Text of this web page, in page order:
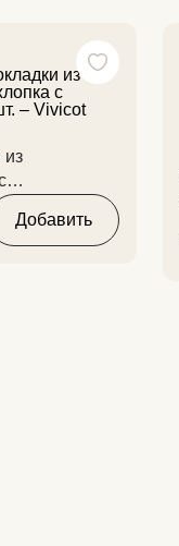
из
Добавить